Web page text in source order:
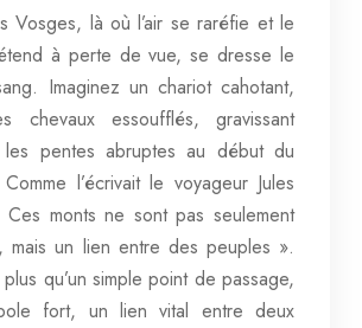
là où l’air se raréfie et le
à perte de vue, se dresse le
Imaginez un chariot cahotant,
chevaux essoufflés, gravissant
les pentes abruptes au début du
l’écrivait le voyageur Jules
monts ne sont pas seulement
mais un lien entre des peuples ».
qu’un simple point de passage,
fort, un lien vital entre deux